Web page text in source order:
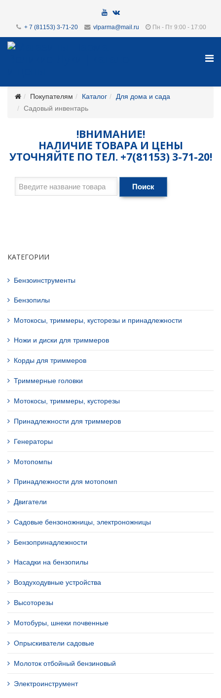
+ 7 (81153) 3-71-20 vlparma@mail.ru Пн - Пт 9:00 - 17:00
Покупателям Каталог
Для дома и сада
Садовый инвентарь
!ВНИМАНИЕ!
НАЛИЧИЕ ТОВАРА И ЦЕНЫ
УТОЧНЯЙТЕ ПО ТЕЛ. +7(81153) 3-71-20!
Поиск
КАТЕГОРИИ
Бензоинструменты
Бензопилы
Мотокосы, триммеры, кусторезы и принадлежности
Ножи и диски для триммеров
Корды для триммеров
Триммерные головки
Мотокосы, триммеры, кусторезы
Принадлежности для триммеров
Генераторы
Мотопомпы
Принадлежности для мотопомп
Двигатели
Садовые бензоножницы, электроножницы
Бензопринадлежности
Насадки на бензопилы
Воздуходувные устройства
Высоторезы
Мотобуры, шнеки почвенные
Опрыскиватели садовые
Молоток отбойный бензиновый
Электроинструмент